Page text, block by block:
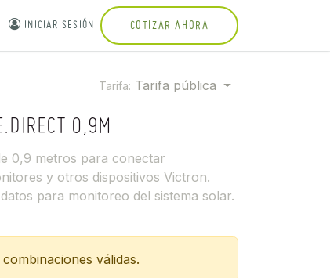
INICIAR SESIÓN COTIZAR AHORA
Tarifa: Tarifa pública
0,9M
0,9 metros para conectar
y otros dispositivos Victron.
para monitoreo del sistema solar.
válidas.